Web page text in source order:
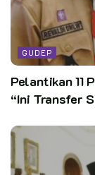
GUDEP
Pelantikan 11
“Ini Transfer